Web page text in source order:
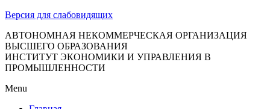
Версия для слабовидящих
АВТОНОМНАЯ НЕКОММЕРЧЕСКАЯ ОРГАНИЗАЦИЯ
ВЫСШЕГО ОБРАЗОВАНИЯ
ИНСТИТУТ ЭКОНОМИКИ И УПРАВЛЕНИЯ В
ПРОМЫШЛЕННОСТИ
Menu